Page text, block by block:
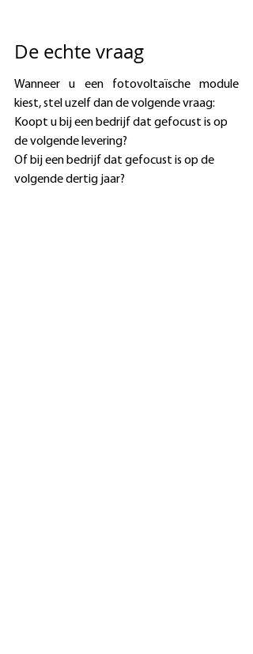
De echte vraag
Wanneer u een fotovoltaïsche module
kiest, stel uzelf dan de volgende vraag:
Koopt u bij een bedrijf dat gefocust is op
de volgende levering?
Of bij een bedrijf dat gefocust is op de
volgende dertig jaar?